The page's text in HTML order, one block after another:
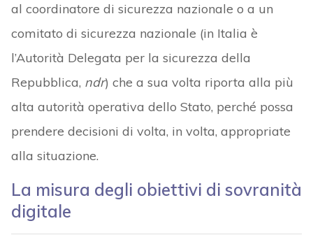
al coordinatore di sicurezza nazionale o a un
comitato di sicurezza nazionale (in Italia è
l’Autorità Delegata per la sicurezza della
Repubblica, ndr) che a sua volta riporta alla più
alta autorità operativa dello Stato, perché possa
prendere decisioni di volta, in volta, appropriate
alla situazione.
La misura degli obiettivi di sovranità
digitale